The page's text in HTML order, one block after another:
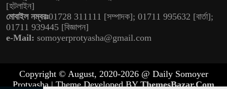
[হটলাইন]
মোবাইল নম্বরঃ01728 311111 [সম্পাদক]; 01711 995632 [বার্তা];
01711 939445 [বিজ্ঞাপন]
e-Mail: somoyerprotyasha@gmail.com
Copyright © August, 2020-2026 @ Daily Somoyer
Protyasha | Theme Developed BYThemesBazar.Com